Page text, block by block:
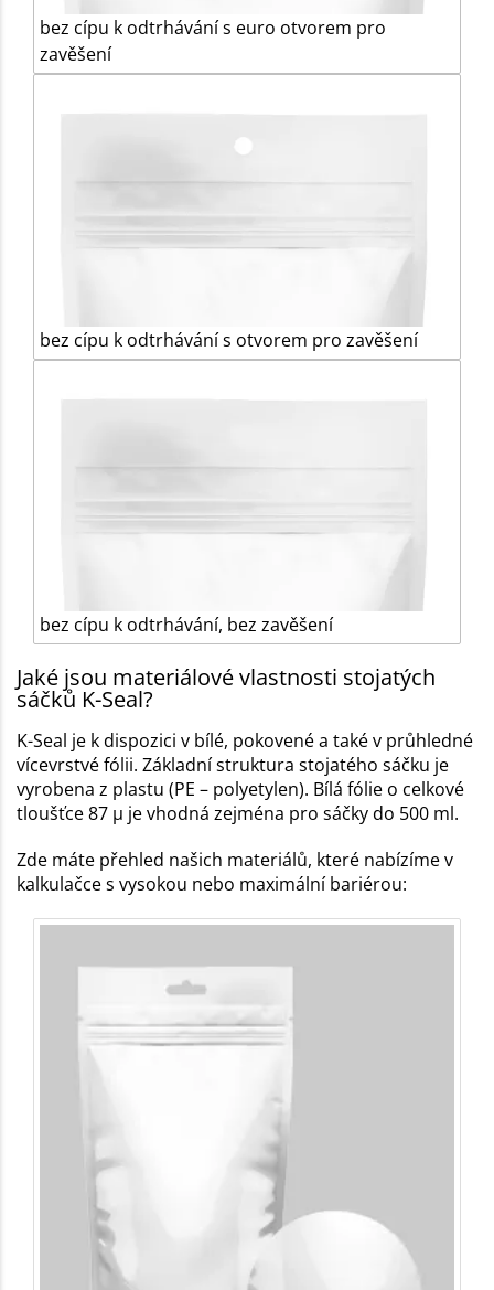
bez cípu k odtrhávání s euro otvorem pro
zavěšení
bez cípu k odtrhávání s otvorem pro zavěšení
bez cípu k odtrhávání, bez zavěšení
Jaké jsou materiálové vlastnosti stojatých
sáčků K-Seal?
K-Seal je k dispozici v bílé, pokovené a také v průhledné
vícevrstvé fólii. Základní struktura stojatého sáčku je
vyrobena z plastu (PE – polyetylen). Bílá fólie o celkové
tloušťce 87 µ je vhodná zejména pro sáčky do 500 ml.
Zde máte přehled našich materiálů, které nabízíme v
kalkulačce s vysokou nebo maximální bariérou: